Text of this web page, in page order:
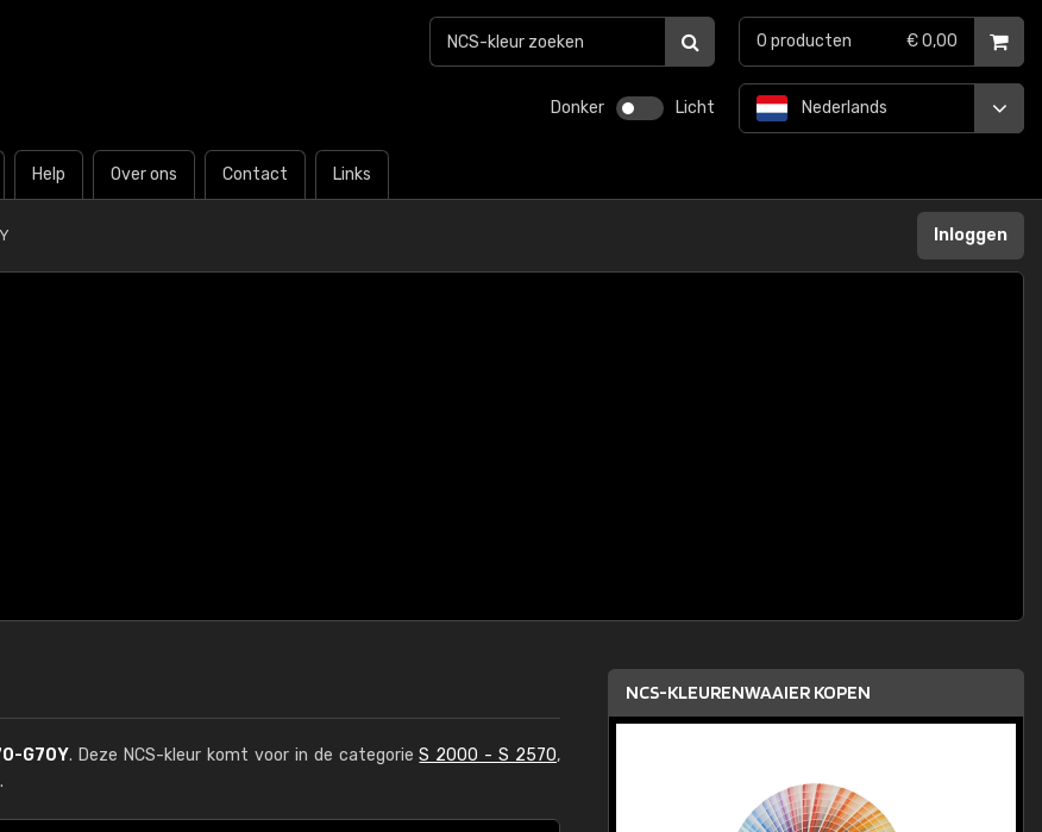
Donker Licht
Help Over ons Contact Links
Nederlands
0 producten € 0,00
Inloggen
G70Y. Deze NCS-kleur komt voor in de categorieS 2000 - S 2570,
.
NCS-KLEURENWAAIER KOPEN